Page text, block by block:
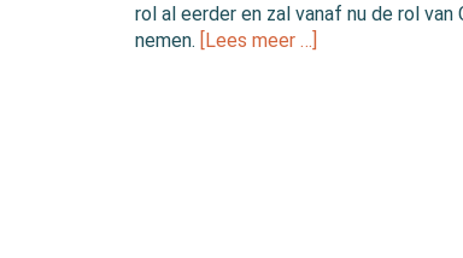
rol al eerder en zal vanaf nu de rol van
nemen. [Lees meer …]